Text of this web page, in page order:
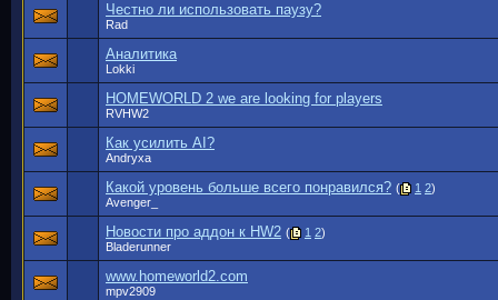
Честно ли использовать паузу?
Rad
Аналитика
Lokki
HOMEWORLD 2 we are looking for players
RVHW2
Как усилить AI?
Andryxa
Какой уровень больше всего понравился? ( 1 2)
Avenger_
Новости про аддон к HW2 ( 1 2)
Bladerunner
www.homeworld2.com
mpv2909